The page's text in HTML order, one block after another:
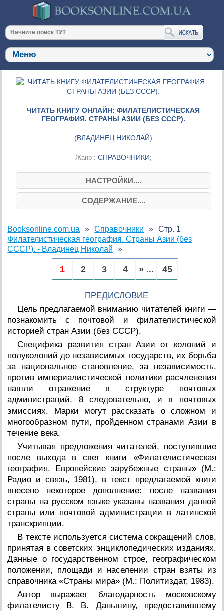
ЧИТАТЬ КНИГУ ОНЛАЙН: ФИЛАТЕЛИСТИЧЕСКАЯ
ГЕОГРАФИЯ. СТРАНЫ АЗИИ (БЕЗ СССР).
(ВЛАДИНЕЦ НИКОЛАЙ)
Жанр : СПРАВОЧНИКИ;
НАСТРОЙКИ....
СОДЕРЖАНИЕ....
Booksonline.com.ua
Справочники
Филателистическая география. Страны Азии (без
СССР). - Владинец Николай
Стр. 1
1 2 3 4 » ... 45
ПРЕДИСЛОВИЕ
Цель предлагаемой вниманию читателей книги —
познакомить с почтовой и филателистической
историей стран Азии (без СССР).
Специфика развития стран Азии от колоний и
полуколоний до независимых государств, их борьба
за национальное становление, за независимость,
против империалистической политики расчленения
нашли отражение в структуре почтовых
администраций, 8 следовательно, и в почтовых
эмиссиях. Марки могут рассказать о сложном и
многообразном пути, пройденном странами Азии в
течение века.
Учитывая предложения читателей, поступившие
после выхода в свет книги «Филателистическая
география. Европейские зарубежные страны» (М.:
Радио и связь, 1981), в текст предлагаемой книги
внесено некоторое дополнение: после названия
страны на русском языке указаны названия данной
страны или почтовой администрации в латинской
транскрипции.
В тексте используется система сокращений слов,
принятая в советских энциклопедических изданиях.
Данные о государственном строе, географическом
положении, площади и населении стран взяты из
справочника «Страны мира» (М.: Политиздат, 1983).
Автор выражает благодарность московскому
филателисту В. В. Даньшину, предоставившему